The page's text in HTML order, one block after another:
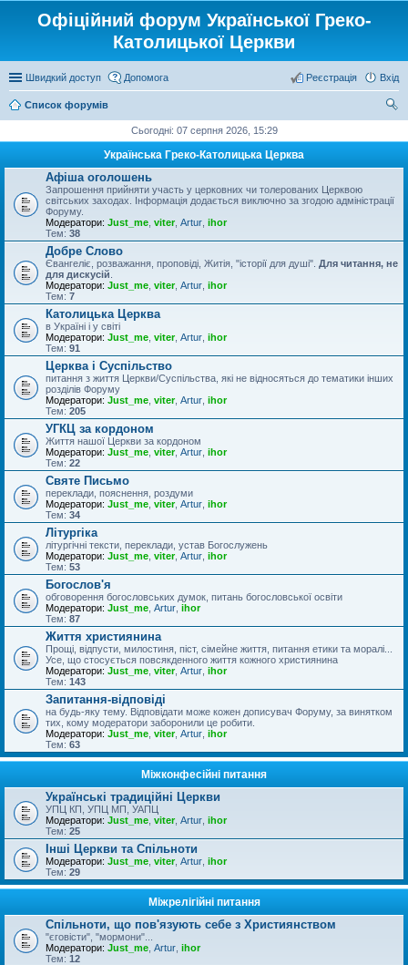
Офіційний форум Української Греко-
Католицької Церкви
Швидкий доступ Допомога Вхід
Реєстрація
Список форумів
Сьогодні: 07 серпня 2026, 15:29
Українська Греко-Католицька Церква
Афіша оголошень
Запрошення прийняти участь у церковних чи толерованих Церквою
світських заходах. Інформація додається виключно за згодою адміністрації
Форуму.
Модератори: Just_me viter, Artur ihor
Тем: 38
Добре Слово
Євангеліє, розважання, проповіді, Житія, "історії для душі". Для читання, не
для дискусій
Модератори: Just_me viter, Artur ihor
Тем: 7
Католицька Церква
в Україні і у світі
Модератори: Just_me viter, Artur ihor
Тем: 91
Церква і Суспільство
питання з життя Церкви/Суспільства, які не відносяться до тематики інших
розділів Форуму
Модератори: Just_me viter, Artur ihor
Тем: 205
УГКЦ за кордоном
Життя нашої Церкви за кордоном
Модератори: Just_me viter, Artur ihor
Тем: 22
Святе Письмо
переклади, пояснення, роздуми
Модератори: Just_me viter, Artur ihor
Тем: 34
Літургіка
літургічні тексти, переклади, устав Богослужень
Модератори: Just_me viter, Artur ihor
Тем: 53
Богослов'я
обговорення богословських думок, питань богословської освіти
Модератори: Just_me Artur ihor
Тем: 87
Життя християнина
Прощі, відпусти, милостиня, піст, сімейне життя, питання етики та моралі...
Усе, що стосується повсякденного життя кожного християнина
Модератори: Just_me viter, Artur ihor
Тем: 143
Запитання-відповіді
на будь-яку тему. Відповідати може кожен дописувач Форуму, за винятком
тих, кому модератори заборонили це робити.
Модератори: Just_me viter, Artur ihor
Тем: 63
Міжконфесійні питання
Українські традиційні Церкви
УПЦ КП, УПЦ МП, УАПЦ
Модератори: Just_me viter, Artur ihor
Тем: 25
Інші Церкви та Спільноти
Модератори: Just_me viter, Artur ihor
Тем: 29
Міжрелігійні питання
Спільноти, що пов'язують себе з Християнством
"єговісти", "мормони"...
Модератори: Just_me Artur ihor
Тем: 12